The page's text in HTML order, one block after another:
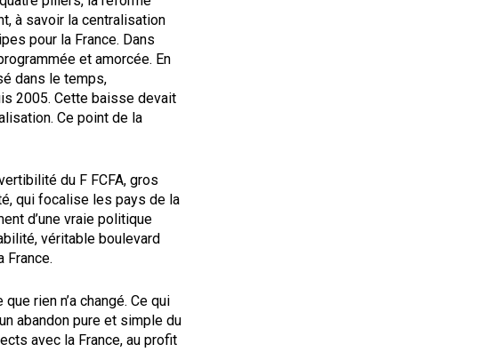
à savoir la centralisation
pour la France. Dans
et amorcée. En
dans le temps,
2005. Cette baisse devait
Ce point de la
du F FCFA, gros
qui focalise les pays de la
d’une vraie politique
véritable boulevard
France.
rien n’a changé. Ce qui
abandon pure et simple du
avec la France, au profit